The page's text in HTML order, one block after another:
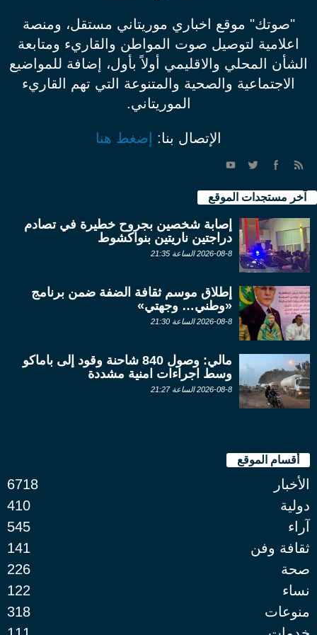
"صوتك" موقع اخباري موريتاني مستقل، ومنصة
اعلامية لتوصيل صوت المواطن والقاريء ومتابعة
الشأن المحلي والاقليمي أولاً بأول، إضافة للمواضيع
الاجتماعية والصحية والمتنوعة التي تهم القاريء
الموريتاني.
الإتصال بنا: إضغط هنا
آخر مستجدات الموقع
إصابة شخصين بجروح خطيرة في تصادم
دراجتين ناريتين بنواكشوط
2026-08-8 الساعة 21:35
إطلاق موسم ثقافة الضفة ضمن برنامج
«وطني… وجهتي»
2026-08-8 الساعة 21:30
مالي: وصول 840 شاحنة وقود إلى باماكو
وسط اجراءات امنية مشددة
2026-08-8 الساعة 21:27
أقسام الموقع
الأخبار
6718
دولية
410
آراء
545
ثقافة وفن
141
صحة
226
نساء
122
منوعات
318